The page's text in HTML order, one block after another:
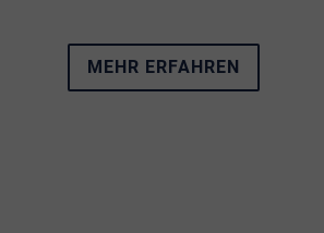
vereint das Neubauprojekt
MEHR ERFAHREN